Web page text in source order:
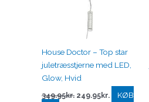
House Doctor – Top star
juletræsstjerne med LED,
Glow, Hvid
349.95kr. 249.95kr.
KØB